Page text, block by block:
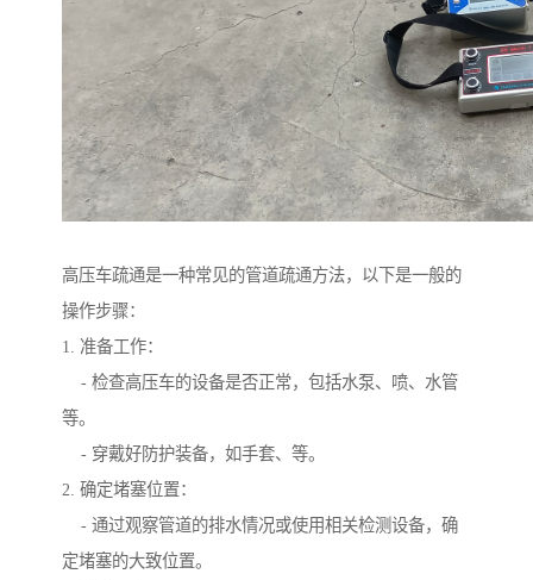
高压车疏通是一种常见的管道疏通方法，以下是一般的
操作步骤：
1. 准备工作：
- 检查高压车的设备是否正常，包括水泵、喷、水管
等。
- 穿戴好防护装备，如手套、等。
2. 确定堵塞位置：
- 通过观察管道的排水情况或使用相关检测设备，确
定堵塞的大致位置。